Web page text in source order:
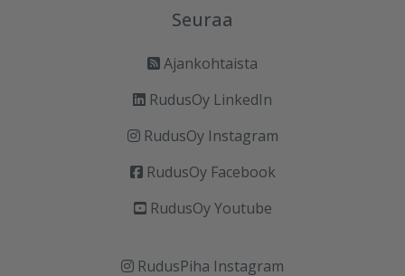
Seuraa
Ajankohtaista
RudusOy LinkedIn
RudusOy Instagram
RudusOy Facebook
RudusOy Youtube
RudusPiha Instagram